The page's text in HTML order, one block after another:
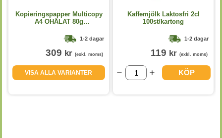
Kopieringspapper Multicopy
A4 OHÅLAT 80g
1-2 dagar
309 kr (exkl. moms)
VISA ALLA VARIANTER
Kaffemjölk Laktosfri 2cl
100st/kartong
1-2 dagar
119 kr (exkl. moms)
KÖP